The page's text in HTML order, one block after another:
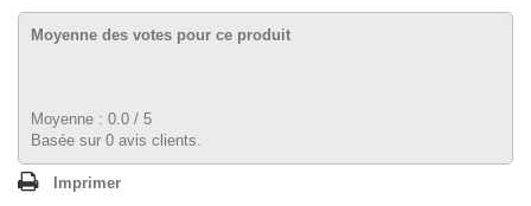
Moyenne des votes pour ce produit
Moyenne : 0.0 / 5
Basée sur 0 avis clients.
Imprimer